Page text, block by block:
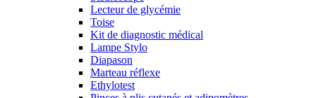
Lecteur de glycémie
Toise
Kit de diagnostic médical
Lampe Stylo
Diapason
Marteau réflexe
Ethylotest